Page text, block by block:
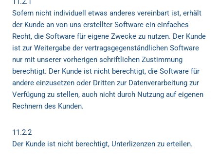
Sofern nicht individuell etwas anderes vereinbart ist, erhält
der Kunde an von uns erstellter Software ein einfaches
Recht, die Software für eigene Zwecke zu nutzen. Der Kunde
ist zur Weitergabe der vertragsgegenständlichen Software
nur mit unserer vorherigen schriftlichen Zustimmung
berechtigt. Der Kunde ist nicht berechtigt, die Software für
andere einzusetzen oder Dritten zur Datenverarbeitung zur
Verfügung zu stellen, auch nicht durch Nutzung auf eigenen
Rechnern des Kunden.
11.2.2
Der Kunde ist nicht berechtigt, Unterlizenzen zu erteilen.